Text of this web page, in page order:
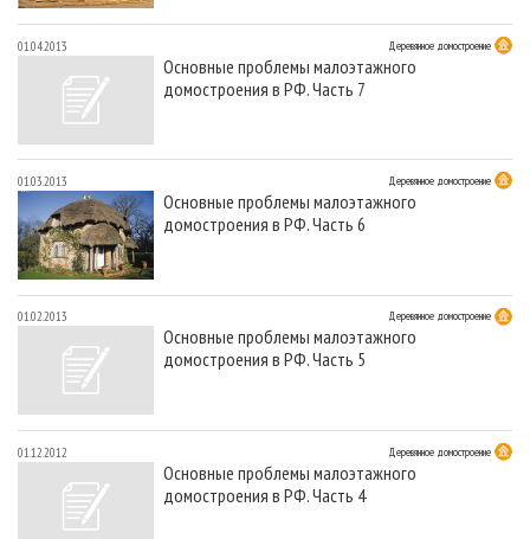
01.04.2013 Деревянное домостроение
Основные проблемы малоэтажного
домостроения в РФ. Часть 7
01.03.2013 Деревянное домостроение
Основные проблемы малоэтажного
домостроения в РФ. Часть 6
01.02.2013 Деревянное домостроение
Основные проблемы малоэтажного
домостроения в РФ. Часть 5
01.12.2012 Деревянное домостроение
Основные проблемы малоэтажного
домостроения в РФ. Часть 4